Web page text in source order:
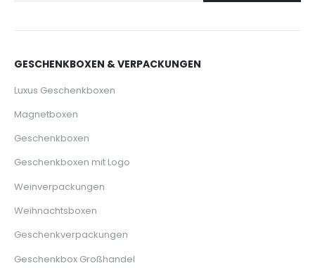
GESCHENKBOXEN & VERPACKUNGEN
Luxus Geschenkboxen
Magnetboxen
Geschenkboxen
Geschenkboxen mit Logo
Weinverpackungen
Weihnachtsboxen
Geschenkverpackungen
Geschenkbox Großhandel